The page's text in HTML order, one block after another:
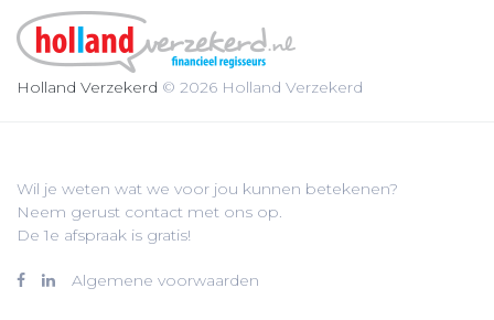
Holland Verzekerd © 2026 Holland Verzekerd
Wil je weten wat we voor jou kunnen betekenen?
Neem gerust contact met ons op.
De 1e afspraak is gratis!
Algemene voorwaarden